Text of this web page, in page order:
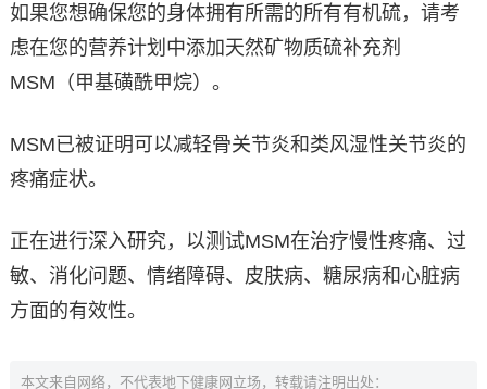
如果您想确保您的身体拥有所需的所有有机硫，请考
虑在您的营养计划中添加天然矿物质硫补充剂
MSM（甲基磺酰甲烷）。
MSM已被证明可以减轻骨关节炎和类风湿性关节炎的
疼痛症状。
正在进行深入研究，以测试MSM在治疗慢性疼痛、过
敏、消化问题、情绪障碍、皮肤病、糖尿病和心脏病
方面的有效性。
本文来自网络，不代表地下健康网立场，转载请注明出处：